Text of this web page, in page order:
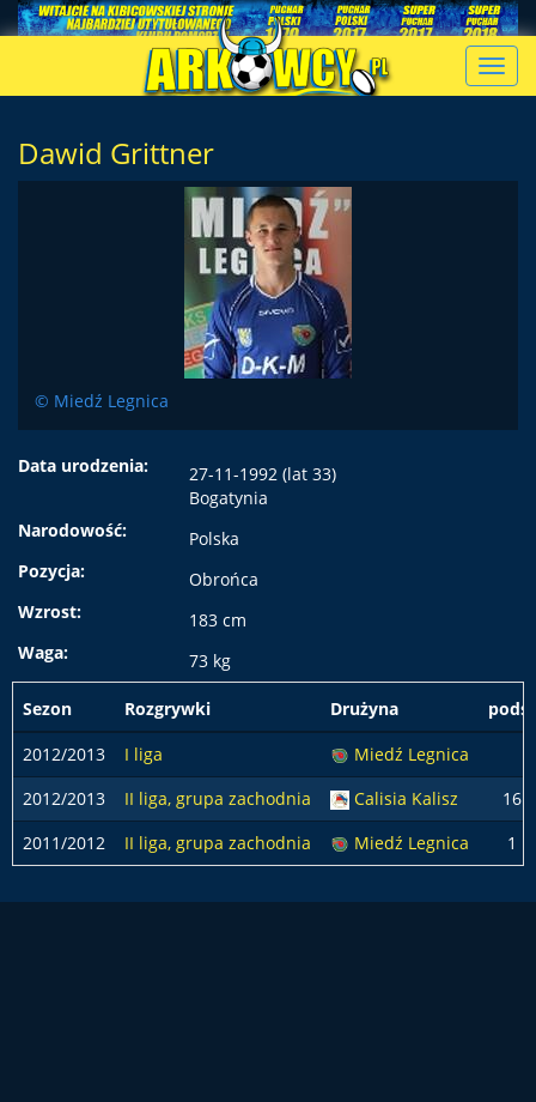
Dawid Grittner
© Miedź Legnica
Data urodzenia:
27-11-1992 (lat 33)
Bogatynia
Narodowość:
Polska
Pozycja:
Obrońca
Wzrost:
183 cm
Waga:
73 kg
Sezon Rozgrywki Drużyna
podst
2012/2013
I liga
Miedź Legnica
2012/2013
II liga, grupa zachodnia Calisia Kalisz
16
2011/2012
II liga, grupa zachodnia Miedź Legnica 1